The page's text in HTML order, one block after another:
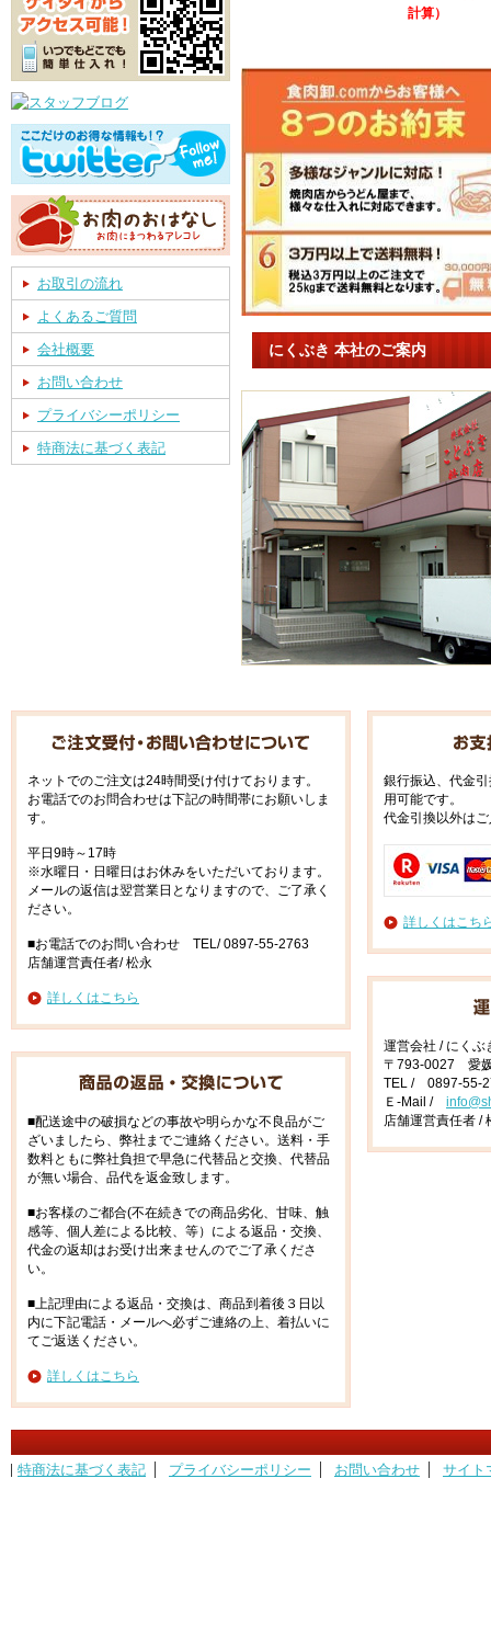
お取引の流れ
よくあるご質問
会社概要
お問い合わせ
プライバシーポリシー
特商法に基づく表記
計算）
にくぶき 本社のご案内
ネットでのご注文は24時間受け付けております。
お電話でのお問合わせは下記の時間帯にお願いしま
す。
平日9時～17時
※水曜日・日曜日はお休みをいただいております。
メールの返信は翌営業日となりますので、ご了承く
ださい。
■お電話でのお問い合わせ TEL/ 0897-55-2763
店舗運営責任者/ 松永
詳しくはこちら
■配送途中の破損などの事故や明らかな不良品がご
ざいましたら、弊社までご連絡ください。送料・手
数料ともに弊社負担で早急に代替品と交換、代替品
が無い場合、品代を返金致します。
■お客様のご都合(不在続きでの商品劣化、甘味、触
感等、個人差による比較、等）による返品・交換、
代金の返却はお受け出来ませんのでご了承くださ
い。
■上記理由による返品・交換は、商品到着後３日以
内に下記電話・メールへ必ずご連絡の上、着払いに
てご返送ください。
詳しくはこちら
銀行振込、代金
用可能です。
代金引換以外は
詳しくはこち
運営会社 / にくぶ
〒793-0027 愛
TEL / 0897-55-
Ｅ-Mail /
店舗運営責任者 /
特商法に基づく表記 プライバシーポリシー お問い合わせ サイト